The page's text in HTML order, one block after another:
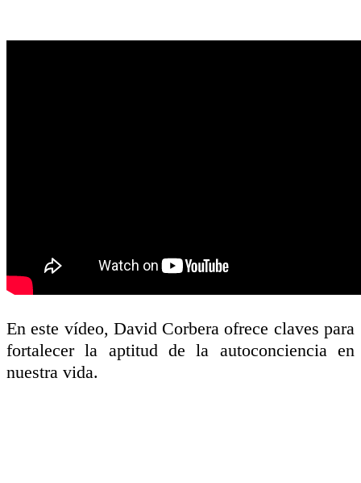
En este vídeo, David Corbera ofrece claves para
fortalecer la aptitud de la autoconciencia en
nuestra vida.